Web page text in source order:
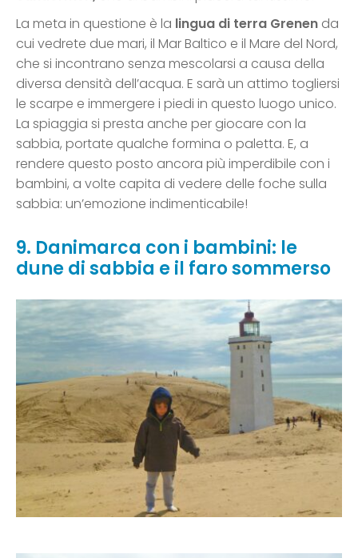
La meta in questione è la lingua di terra Grenen da
cui vedrete due mari, il Mar Baltico e il Mare del Nord,
che si incontrano senza mescolarsi a causa della
diversa densità dell’acqua. E sarà un attimo togliersi
le scarpe e immergere i piedi in questo luogo unico.
La spiaggia si presta anche per giocare con la
sabbia, portate qualche formina o paletta. E, a
rendere questo posto ancora più imperdibile con i
bambini, a volte capita di vedere delle foche sulla
sabbia: un’emozione indimenticabile!
9. Danimarca con i bambini: le
dune di sabbia e il faro sommerso